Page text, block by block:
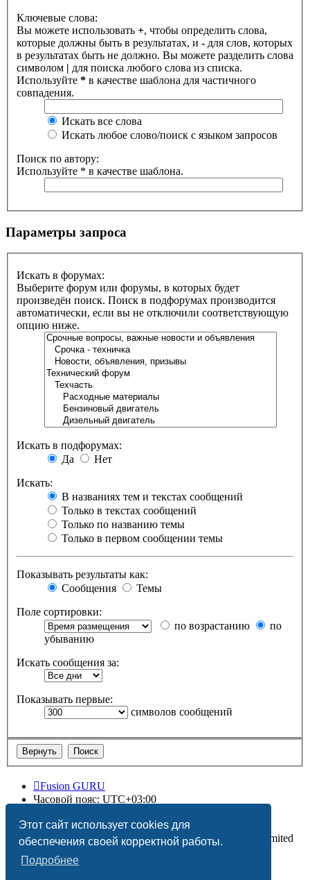
Этот сайт использует cookies для
обеспечения своей корректной работы.
Подробнее
Ключевые слова:
Вы можете использовать +, чтобы определить слова,
которые должны быть в результатах, и - для слов, которых
в результатах быть не должно. Вы можете разделить слова
символом | для поиска любого слова из списка.
Используйте * в качестве шаблона для частичного
совпадения.
Искать все слова
Искать любое слово/поиск с языком запросов
Поиск по автору:
Используйте * в качестве шаблона.
Параметры запроса
Искать в форумах:
Выберите форум или форумы, в которых будет
произведён поиск. Поиск в подфорумах производится
автоматически, если вы не отключили соответствующую
опцию ниже.
Искать в подфорумах:
Да
Нет
Искать:
В названиях тем и текстах сообщений
Только в текстах сообщений
Только по названию темы
Только в первом сообщении темы
Показывать результаты как:
Сообщения
Темы
Поле сортировки:
по возрастанию
по
убыванию
Искать сообщения за:
Показывать первые:
символов сообщений
Fusion GURU
Часовой пояс: UTC+03:00
Создано на основеphpBB® Forum Software © phpBB Limited